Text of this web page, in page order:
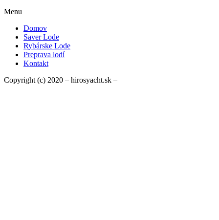
Menu
Domov
Saver Lode
Rybárske Lode
Preprava lodí
Kontakt
Copyright (c) 2020 – hirosyacht.sk –